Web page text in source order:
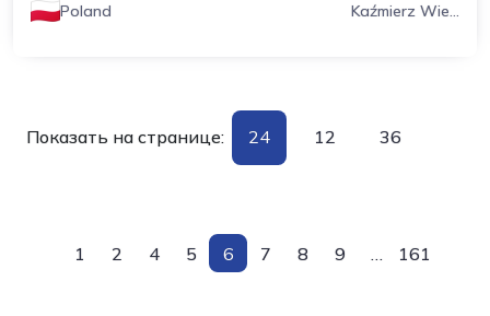
Poland Kaźmierz Wie...
Показать на странице: 24 12 36
1 2 4 5 6 7 8 9 161